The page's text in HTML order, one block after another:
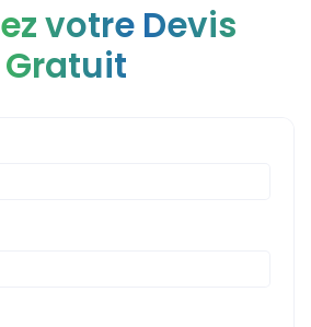
votre Devis
Gratuit